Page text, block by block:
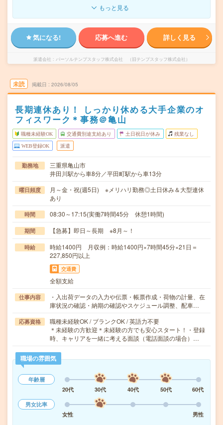
もっと見る
気になる! 応募へ進む 詳しく見る
派遣会社 パーソルテンプスタッフ株式会社 （旧テンプスタッフ株式会社）
未読 掲載日 2026/08/05
長期連休あり！ しっかり休める大手企業のオ
フィスワーク＊事務＠亀山
職種未経験OK 交通費別途支給あり 土日祝日が休み 残業なし
WEB登録OK 派遣
勤務地
三重県亀山市
井田川駅から車8分／平田町駅から車13分
曜日頻度
月～金・祝(週5日) ※メリハリ勤務◎土日休み＆大型連休
あり
時間 08:30～17:15(実働7時間45分 休憩1時間)
期間 【急募】即日～長期 ※8月～！
時給
時給1400円 月収例：時給1400円×7時間45分×21日＝
227,850円以上
交通費
全額支給
仕事内容
・入出荷データの入力や伝票・帳票作成・荷物の計量、在
庫状況の確認・納期の確認やスケジュール調整、配車…
応募資格
職種未経験OK / ブランクOK / 英語力不要
＊未経験の方歓迎＊未経験の方でも安心スタート！・登録
時、キャリアを一緒に考える面談（電話面談の場合）…
職場の雰囲気
年齢層
20代
30代 40代 50代
60代
男女比率
女性
男性